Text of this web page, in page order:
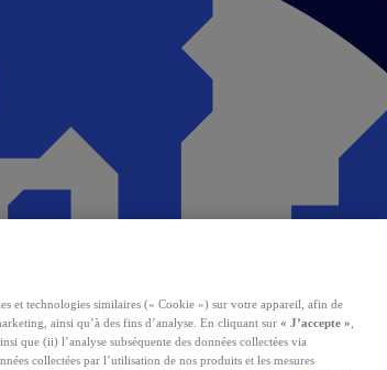
et technologies similaires (« Cookie ») sur votre appareil, afin de
ainsi qu’à des fins d’analyse. En cliquant sur « J’accepte »
que (ii) l’analyse subséquente des données collectées via
collectées par l’utilisation de nos produits et les mesures